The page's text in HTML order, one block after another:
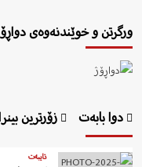
ورگرتن و خوێندنەوەی
دوا بابەت زۆرترین
تایبەت